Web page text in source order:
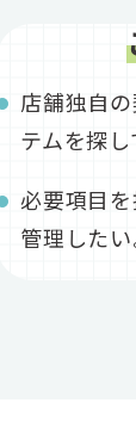
店舗独自
テムを探し
必要項目
管理したい